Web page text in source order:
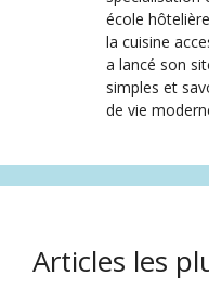
école
la cuisine
a lancé son
simples et
de vie
Articles les